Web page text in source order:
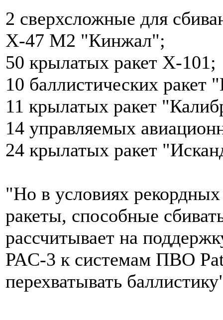
2 сверхсложные для
Х-47 М2 "Кинжал";
50 крылатых ракет Х-101;
10 баллистических
11 крылатых ракет
14 управляемых
24 крылатых ракет
"Но в условиях
ракеты, способные
рассчитывает на
PAC-3 к системам ПВО
перехватывать